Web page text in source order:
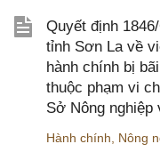
Quyết định
tỉnh Sơn La về
hành chính bị
thuộc phạm vi
Sở Nông
Hành chính Nông